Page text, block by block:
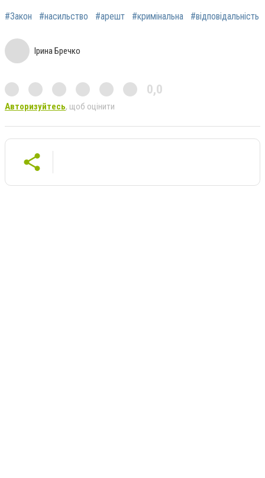
#Закон #насильство #арешт #кримінальна #відповідальність
Ірина Бречко
0,0
Авторизуйтесь, щоб оцінити